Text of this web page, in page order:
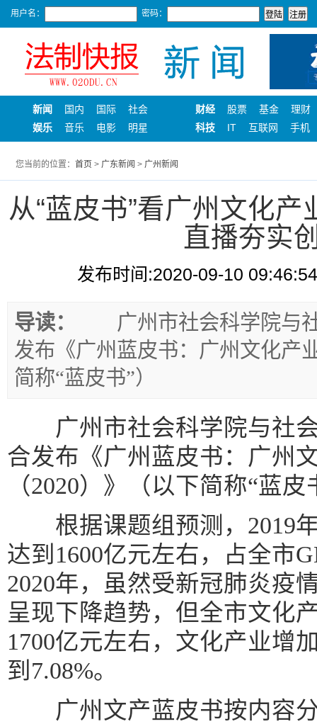
用户名： 密码：
新闻 国内 国际
社会
娱乐
音乐 电影 明星
财经 股票 基金
理财
科技
IT 互联网 手机
您当前的位置： 首页 > 广东新闻 > 广州新闻
从“蓝皮书”看广州文化
直播夯实
发布时间:2020-09-10 09:46:54
导读：
广州市社会科学院与社
发布《广州蓝皮书：广州文化产
简称“蓝皮书”）
广州市社会科学院与社会
合发布《广州蓝皮书：广州
（2020）》（以下简称“蓝皮
根据课题组预测，2019年
达到1600亿元左右，占全市
2020年，虽然受新冠肺炎疫
呈现下降趋势，但全市文化
1700亿元左右，文化产业增
到7.08%。
广州文产蓝皮书按内容分